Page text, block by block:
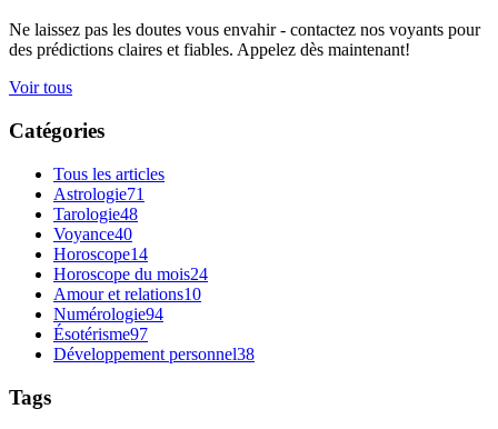
Ne laissez pas les doutes vous envahir - contactez nos voyants pour
des prédictions claires et fiables. Appelez dès maintenant!
Voir tous
Catégories
Tous les articles
Astrologie71
Tarologie48
Voyance40
Horoscope14
Horoscope du mois24
Amour et relations10
Numérologie94
Ésotérisme97
Développement personnel38
Tags